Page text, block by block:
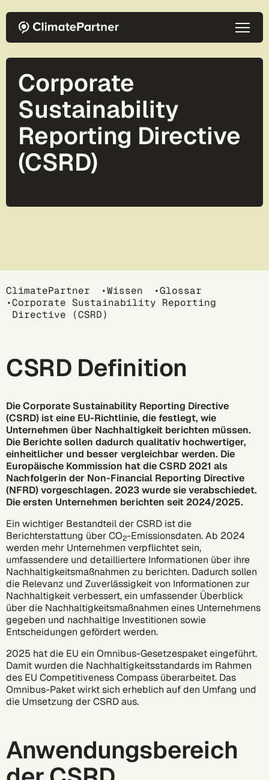
Corporate
Sustainability
Reporting Directive
(CSRD)
Breadcrumb
ClimatePartner Wissen
Glossar
Corporate Sustainability Reporting
Directive (CSRD)
CSRD Definition
DieCorporate Sustainability Reporting Directive
(CSRD) ist eine EU-Richtlinie, die festlegt, wie
Unternehmen über Nachhaltigkeit berichten müssen.
Die Berichte sollen dadurch qualitativ hochwertiger,
einheitlicher und besser vergleichbar werden. Die
Europäische Kommission hat die CSRD 2021 als
Nachfolgerin der Non-Financial Reporting Directive
(NFRD) vorgeschlagen. 2023 wurde sie verabschiedet.
Die ersten Unternehmen berichten seit 2024/2025.
Ein wichtiger Bestandteil der CSRD ist die
Berichterstattung über CO2-Emissionsdaten. Ab 2024
werden mehr Unternehmen verpflichtet sein,
umfassendere und detailliertere Informationen über ihre
Nachhaltigkeitsmaßnahmen zu berichten. Dadurch sollen
die Relevanz und Zuverlässigkeit von Informationen zur
Nachhaltigkeit verbessert, ein umfassender Überblick
über die Nachhaltigkeitsmaßnahmen eines Unternehmens
gegeben und nachhaltige Investitionen sowie
Entscheidungen gefördert werden.
2025 hat die EU ein Omnibus-Gesetzespaket eingeführt.
Damit wurden die Nachhaltigkeitsstandards im Rahmen
des EU Competitiveness Compass überarbeitet. Das
Omnibus-Paket wirkt sich erheblich auf den Umfang und
die Umsetzung der CSRD aus.
Anwendungsbereich